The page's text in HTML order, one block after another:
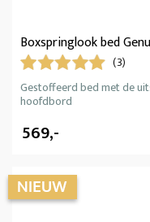
Boxspringlook bed
(3)
Gestoffeerd bed met de
hoofdbord
569,-